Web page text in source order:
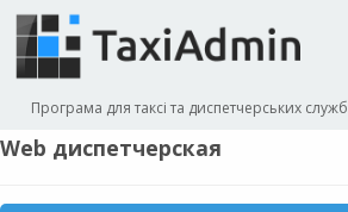
Програма для таксі та диспетчерських служб
Web диспетчерская